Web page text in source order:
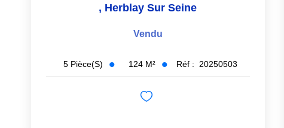
, Herblay Sur Seine
Vendu
5 Pièce(s) 124 M² Réf : 20250503